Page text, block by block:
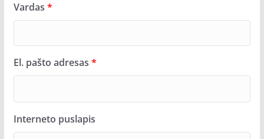
Vardas *
El. pašto adresas *
Interneto puslapis